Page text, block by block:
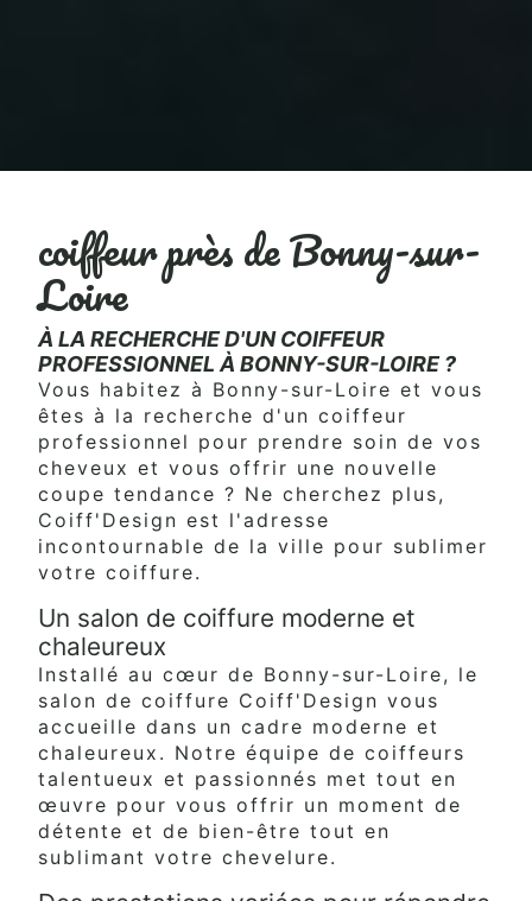
coiffeur près de Bonny-sur-
Loire
À LA RECHERCHE D'UN COIFFEUR
PROFESSIONNEL À BONNY-SUR-LOIRE ?
Vous habitez à Bonny-sur-Loire et vous
êtes à la recherche d'un coiffeur
professionnel pour prendre soin de vos
cheveux et vous offrir une nouvelle
coupe tendance ? Ne cherchez plus,
Coiff'Design est l'adresse
incontournable de la ville pour sublimer
votre coiffure.
Un salon de coiffure moderne et
chaleureux
Installé au cœur de Bonny-sur-Loire, le
salon de coiffure Coiff'Design vous
accueille dans un cadre moderne et
chaleureux. Notre équipe de coiffeurs
talentueux et passionnés met tout en
œuvre pour vous offrir un moment de
détente et de bien-être tout en
sublimant votre chevelure.